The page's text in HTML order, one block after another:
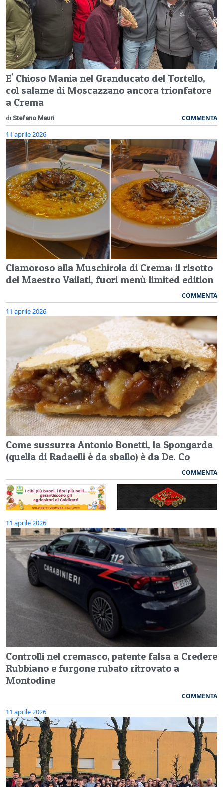
E' Chioso Mania nel Granducato del Tortello,
col salame di Moscazzano ancora trionfatore
a Crema
di Stefano Mauri COMMENTA
11 aprile 2026
Clamoroso alla Muschirola di Crema: il risotto
del Maestro Vailati, fuori menù limited edition
COMMENTA
11 aprile 2026
Come sussurra Antonio Bonetti, la Spongarda
(quella di Radaelli è da sballo) è da De. Co
COMMENTA
11 aprile 2026
Controlli nel cremasco, patente falsa a Credere
Rubbiano e furgone rubato ritrovato a
Montodine
COMMENTA
11 aprile 2026